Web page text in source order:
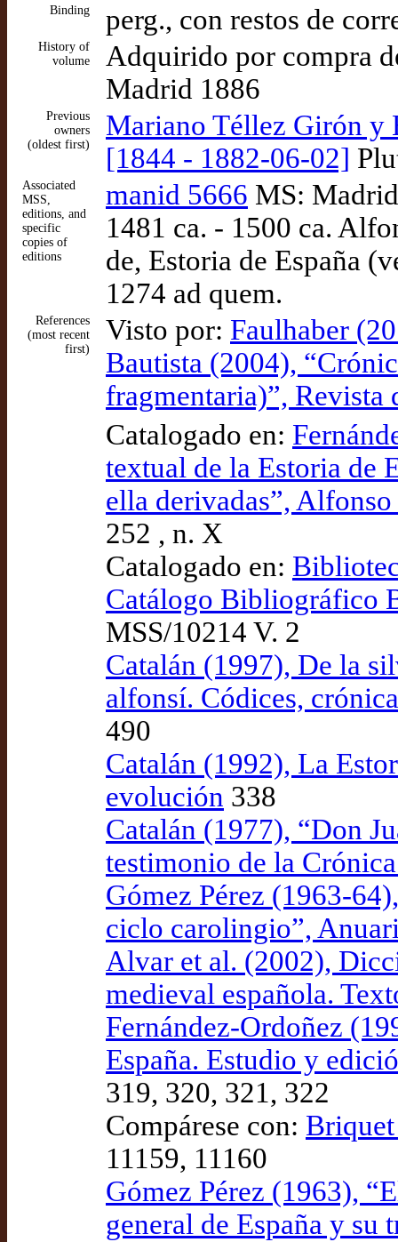
Binding perg., con restos de
History of
volume
Adquirido por compra
Madrid 1886
Previous
owners
(oldest first)
Mariano Téllez Girón y
[1844 - 1882-06-02]
Associated
MSS,
editions, and
specific
copies of
editions
manid 5666 MS:
1481 ca. - 1500 ca.
de, Estoria de España
1274 ad quem.
References
(most recent
first)
Visto por: Faulhaber
Bautista (2004),
fragmentaria)”,
Catalogado en:
textual de la Estoria de
ella derivadas”,
252 , n. X
Catalogado en:
Catálogo Bibliográfico
MSS/10214 V. 2
Catalán (1997), De la
alfonsí. Códices,
490
Catalán (1992), La
evolución 338
Catalán (1977), “Don
testimonio de la
Gómez Pérez (1963-
ciclo carolingio”,
Alvar et al. (2002),
medieval española.
Fernández-Ordoñez
España. Estudio y
319, 320, 321, 322
Compárese con:
11159, 11160
Gómez Pérez (1963),
general de España y